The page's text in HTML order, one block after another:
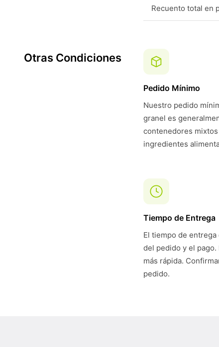
Recuento total en
Otras Condiciones
Pedido Mínimo
Nuestro pedido
granel es
contenedores
ingredientes
Tiempo de Entrega
El tiempo de
del pedido y el
más rápida.
pedido.